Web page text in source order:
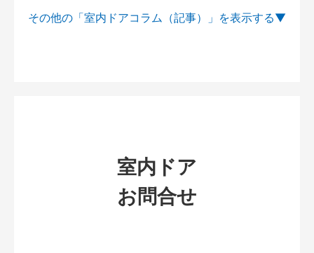
その他の「室内ドアコラム（記事）」を
室内ドア
お問合せ